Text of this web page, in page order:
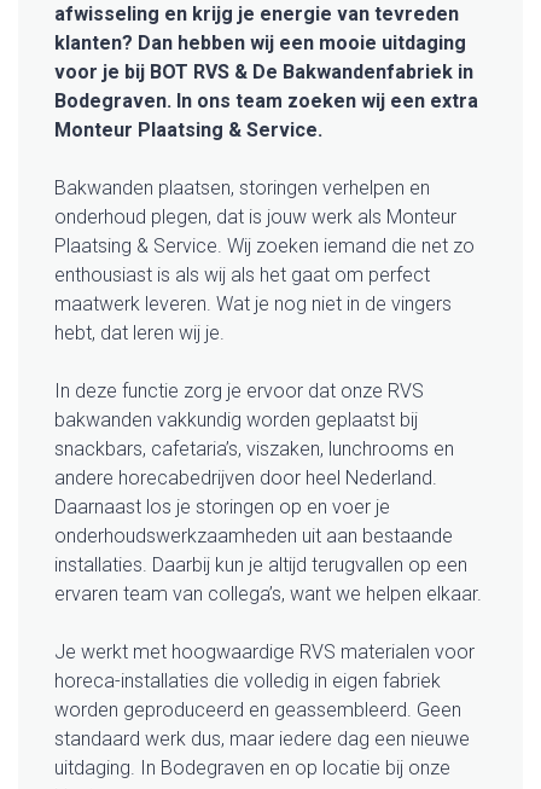
afwisseling en krijg je energie van tevreden
klanten? Dan hebben wij een mooie uitdaging
voor je bij BOT RVS & De Bakwandenfabriek in
Bodegraven. In ons team zoeken wij een extra
Monteur Plaatsing & Service.
Bakwanden plaatsen, storingen verhelpen en
onderhoud plegen, dat is jouw werk als Monteur
Plaatsing & Service. Wij zoeken iemand die net zo
enthousiast is als wij als het gaat om perfect
maatwerk leveren. Wat je nog niet in de vingers
hebt, dat leren wij je.
In deze functie zorg je ervoor dat onze RVS
bakwanden vakkundig worden geplaatst bij
snackbars, cafetaria’s, viszaken, lunchrooms en
andere horecabedrijven door heel Nederland.
Daarnaast los je storingen op en voer je
onderhoudswerkzaamheden uit aan bestaande
installaties. Daarbij kun je altijd terugvallen op een
ervaren team van collega’s, want we helpen elkaar.
Je werkt met hoogwaardige RVS materialen voor
horeca-installaties die volledig in eigen fabriek
worden geproduceerd en geassembleerd. Geen
standaard werk dus, maar iedere dag een nieuwe
uitdaging. In Bodegraven en op locatie bij onze